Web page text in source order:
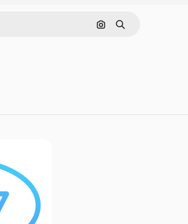
Szukaj według obrazu
Szukaj